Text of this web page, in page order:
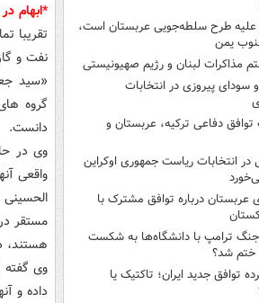
علیه طرح سلطه‌جویی عربستان است،
یمن
مذاکرات لبنان و رژیم صهیونیستی
سودای پیروزی در انتخابات
توافق دفاعی ترکیه، عربستان و
در انتخابات ریاست جمهوری اوکراین
عربستان درباره توافق مشترک با
ترامپ با دانشگاه‌ها به شکست
ختم شد؟
توافق جدید ایران؛ تاکتیک یا
*ابهام
تقریبا
نفت و
«سید
گروه
دانست.
وی در
واقعی
هستند،
وی گفته
داده و